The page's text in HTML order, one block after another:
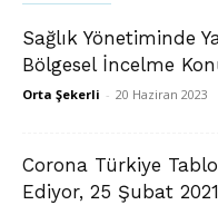
Sağlık Yönetiminde
Bölgesel İncelme
Orta Şekerli - 20 Haziran 2023
Corona Türkiye
Ediyor, 25 Şubat 2021